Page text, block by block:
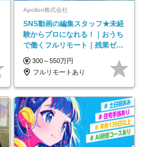
Apollon株式会社
SNS動画の編集スタッフ★未経
験からプロになれる！｜おうち
で働くフルリモート｜残業ゼロ
で18時退勤◎
300～550万円
フルリモートあり